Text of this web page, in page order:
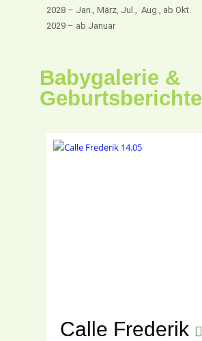
2028 – Jan., März, Jul., Aug., ab Okt.
2029 – ab Januar
Babygalerie &
Geburtsberichte
Calle Frederik